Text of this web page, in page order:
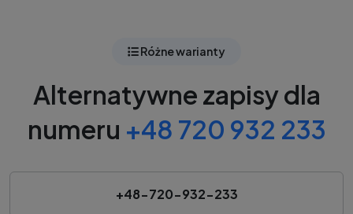
Różne warianty
Alternatywne zapisy dla
numeru +48 720 932 233
+48-720-932-233